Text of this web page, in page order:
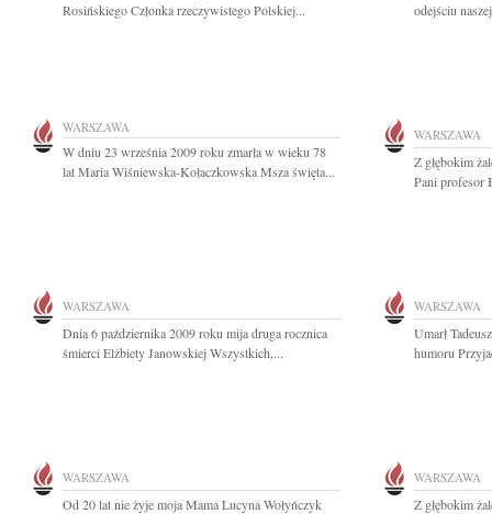
Rosińskiego Członka rzeczywistego Polskiej...
odejściu
WARSZAWA
W dniu 23 września 2009 roku zmarła w wieku 78
lat Maria Wiśniewska-Kołaczkowska Msza święta...
WARSZAWA
Z głębokim
Pani profesor
WARSZAWA
Dnia 6 października 2009 roku mija druga rocznica
śmierci Elżbiety Janowskiej Wszystkich,...
WARSZAWA
Umarł
humoru
WARSZAWA
Od 20 lat nie żyje moja Mama Lucyna Wołyńczyk
WARSZAWA
Z głębokim